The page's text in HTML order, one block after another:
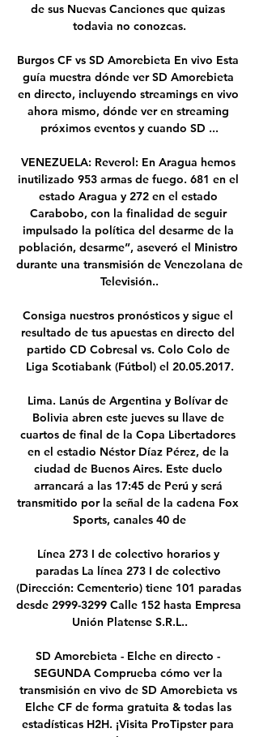
de sus Nuevas Canciones que quizas
todavia no conozcas.
Burgos CF vs SD Amorebieta En vivo Esta
guía muestra dónde ver SD Amorebieta
en directo, incluyendo streamings en vivo
ahora mismo, dónde ver en streaming
próximos eventos y cuando SD ...
VENEZUELA: Reverol: En Aragua hemos
inutilizado 953 armas de fuego. 681 en el
estado Aragua y 272 en el estado
Carabobo, con la finalidad de seguir
impulsado la política del desarme de la
población, desarme”, aseveró el Ministro
durante una transmisión de Venezolana de
Televisión..
Consiga nuestros pronósticos y sigue el
resultado de tus apuestas en directo del
partido CD Cobresal vs. Colo Colo de
Liga Scotiabank (Fútbol) el 20.05.2017.
Lima. Lanús de Argentina y Bolívar de
Bolivia abren este jueves su llave de
cuartos de final de la Copa Libertadores
en el estadio Néstor Díaz Pérez, de la
ciudad de Buenos Aires. Este duelo
arrancará a las 17:45 de Perú y será
transmitido por la señal de la cadena Fox
Sports, canales 40 de
Línea 273 I de colectivo horarios y
paradas La línea 273 I de colectivo
(Dirección: Cementerio) tiene 101 paradas
desde 2999-3299 Calle 152 hasta Empresa
Unión Platense S.R.L..
SD Amorebieta - Elche en directo -
SEGUNDA Comprueba cómo ver la
transmisión en vivo de SD Amorebieta vs
Elche CF de forma gratuita & todas las
estadísticas H2H. ¡Visita ProTipster para